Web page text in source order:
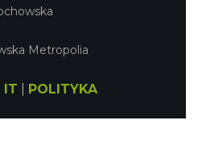
Metropolia
IT
POLITYKA